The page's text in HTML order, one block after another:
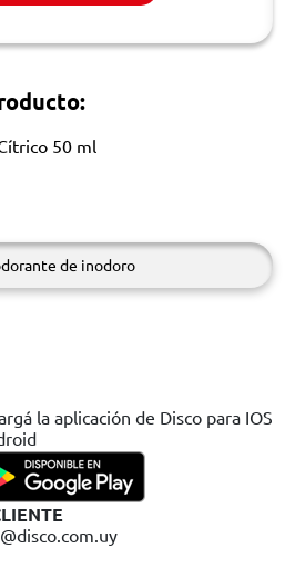
50 ml
de inodoro
la aplicación de Disco para IOS